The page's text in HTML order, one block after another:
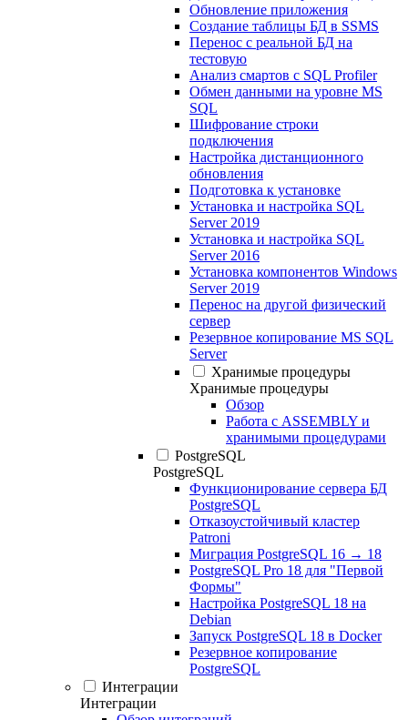
Обновление приложения
Создание таблицы БД в SSMS
Перенос с реальной БД на
тестовую
Анализ смартов с SQL Profiler
Обмен данными на уровне MS
SQL
Шифрование строки
подключения
Настройка дистанционного
обновления
Подготовка к установке
Установка и настройка SQL
Server 2019
Установка и настройка SQL
Server 2016
Установка компонентов Windows
Server 2019
Перенос на другой физический
сервер
Резервное копирование MS SQL
Server
Хранимые процедуры
Хранимые процедуры
Обзор
Работа с ASSEMBLY и
хранимыми процедурами
PostgreSQL
PostgreSQL
Функционирование сервера БД
PostgreSQL
Отказоустойчивый кластер
Patroni
Миграция PostgreSQL 16 → 18
PostgreSQL Pro 18 для "Первой
Формы"
Настройка PostgreSQL 18 на
Debian
Запуск PostgreSQL 18 в Docker
Резервное копирование
PostgreSQL
Интеграции
Интеграции